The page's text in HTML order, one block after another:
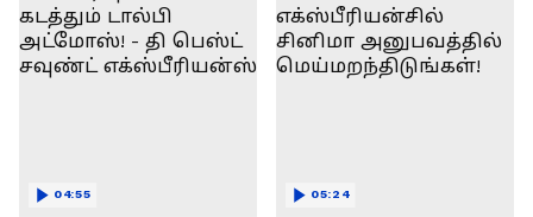
தெரிஞ்சுக்கணுமா?
04:55 05:24